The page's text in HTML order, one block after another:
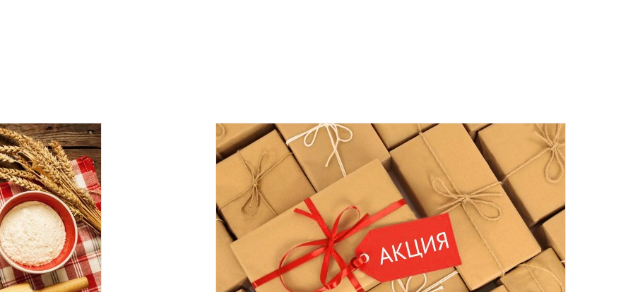
оплаты.
один раз в неделю -
Оплата должна поступить до среды включительно.
с категории "ОПТ
", отправляются за счет клиента!
оператора и не распространяется на ассортимент прессованных дрожжей и товары по оптовым ценам.
скидок.
статус доставки Вашего заказа логистическим оператором, Вы получите на следующий день после отправки заказа.